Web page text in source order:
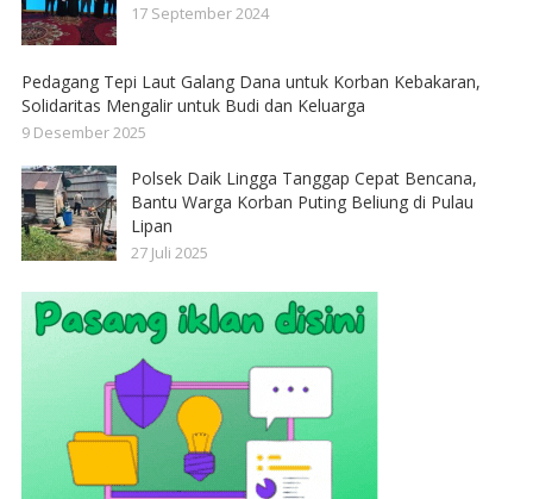
17 September 2024
Pedagang Tepi Laut Galang Dana untuk Korban Kebakaran,
Solidaritas Mengalir untuk Budi dan Keluarga
9 Desember 2025
Polsek Daik Lingga Tanggap Cepat Bencana,
Bantu Warga Korban Puting Beliung di Pulau
Lipan
27 Juli 2025